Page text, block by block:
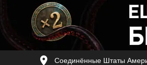
Соединённые Штаты